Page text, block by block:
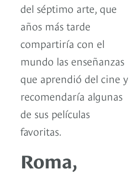
del séptimo arte, que
años más tarde
compartiría con el
mundo las enseñanzas
que aprendió del cine y
recomendaría algunas
de sus películas
favoritas.
Roma,